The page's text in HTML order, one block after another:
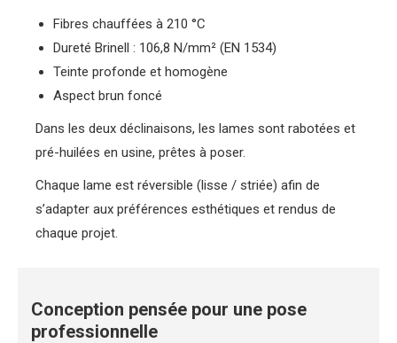
Fibres chauffées à 210 °C
Dureté Brinell : 106,8 N/mm² (EN 1534)
Teinte profonde et homogène
Aspect brun foncé
Dans les deux déclinaisons, les lames sont rabotées et
pré-huilées en usine, prêtes à poser.
Chaque lame est réversible (lisse / striée) afin de
s’adapter aux préférences esthétiques et rendus de
chaque projet.
Conception pensée pour une pose
professionnelle